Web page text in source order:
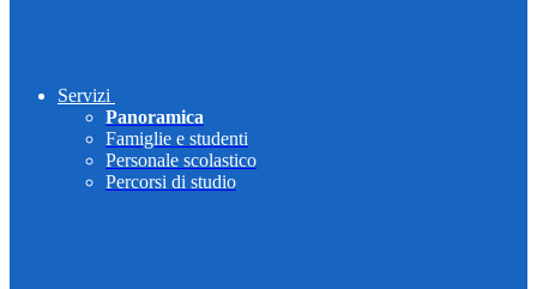
Servizi
Panoramica
Famiglie e studenti
Personale scolastico
Percorsi di studio